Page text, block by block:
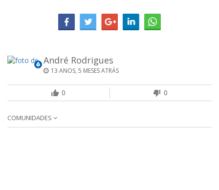
André Rodrigues
13 ANOS, 5 MESES ATRÁS
0 0
COMUNIDADES